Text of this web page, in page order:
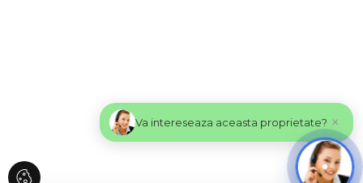
Va intereseaza aceasta proprietate? ×